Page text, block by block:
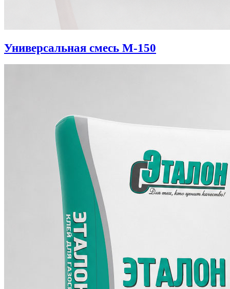
Универсальная смесь М-150